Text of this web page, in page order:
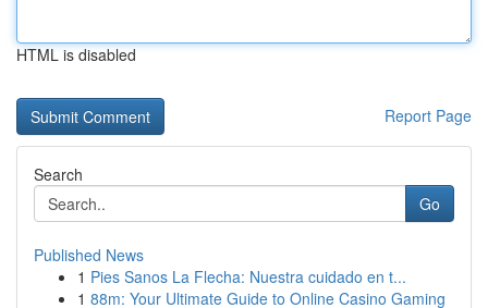
HTML is disabled
Report Page
Search
Go
Published News
1 Pies Sanos La Flecha: Nuestra cuidado en t...
1 88m: Your Ultimate Guide to Online Casino Gaming